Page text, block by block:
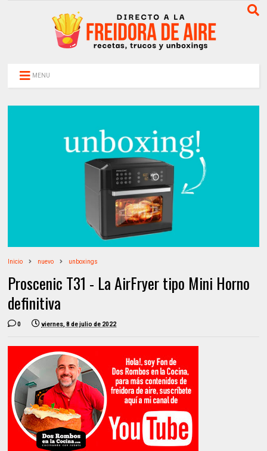
MENU
Inicio nuevo unboxings
Proscenic T31 - La AirFryer tipo Mini Horno
definitiva
0 viernes, 8 de julio de 2022